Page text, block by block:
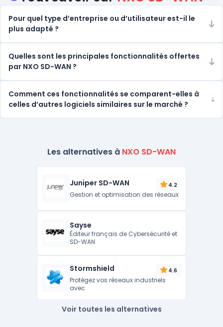
Pour quel type d’entreprise ou d’utilisateur est-il le
plus adapté ?
Quelles sont les principales fonctionnalités offertes
par NXO SD-WAN ?
Comment ces fonctionnalités se comparent-elles à
celles d’autres logiciels similaires sur le marché ?
Les alternatives à NXO SD-WAN
Juniper SD-WAN 4.2
Gestion et optimisation des réseaux
Sayse
Éditeur français de Cybersécurité et
SD-WAN
Stormshield 4.6
Protégez vos réseaux industriels
avec
Voir toutes les alternatives